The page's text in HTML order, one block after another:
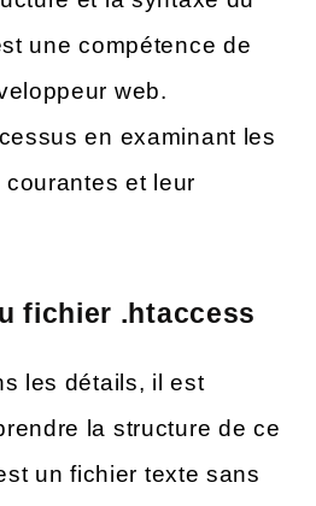
une compétence de
web.
en examinant les
et leur
fichier .htaccess
les détails, il est
la structure de ce
un fichier texte sans